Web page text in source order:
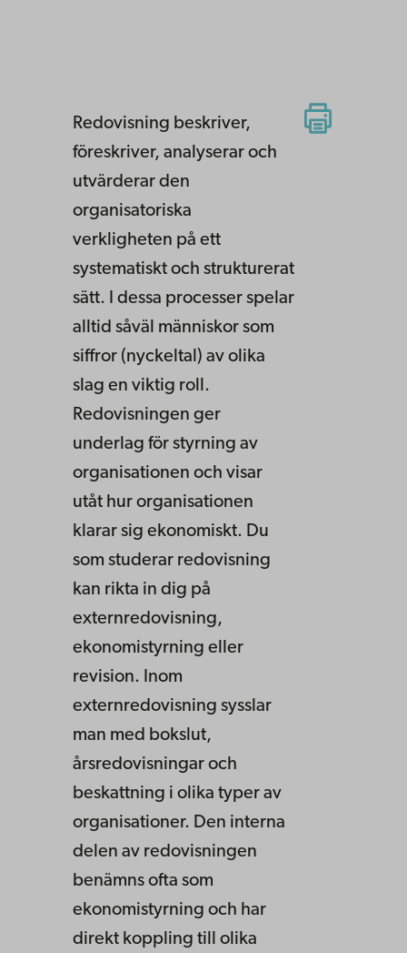
Redovisning beskriver,
föreskriver, analyserar och
utvärderar den
organisatoriska
verkligheten på ett
systematiskt och strukturerat
sätt. I dessa processer spelar
alltid såväl människor som
siffror (nyckeltal) av olika
slag en viktig roll.
Redovisningen ger
underlag för styrning av
organisationen och visar
utåt hur organisationen
klarar sig ekonomiskt. Du
som studerar redovisning
kan rikta in dig på
externredovisning,
ekonomistyrning eller
revision. Inom
externredovisning sysslar
man med bokslut,
årsredovisningar och
beskattning i olika typer av
organisationer. Den interna
delen av redovisningen
benämns ofta som
ekonomistyrning och har
direkt koppling till olika